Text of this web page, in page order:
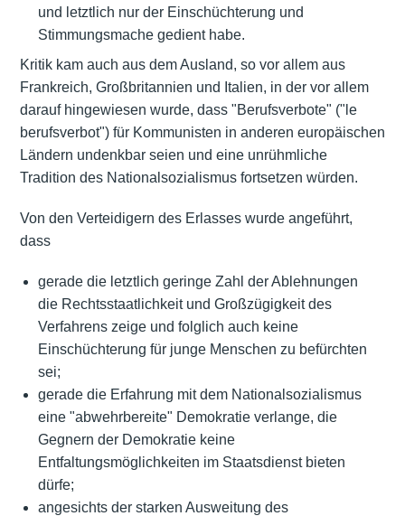
und letztlich nur der Einschüchterung und
Stimmungsmache gedient habe.
Kritik kam auch aus dem Ausland, so vor allem aus
Frankreich, Großbritannien und Italien, in der vor allem
darauf hingewiesen wurde, dass "Berufsverbote" ("le
berufsverbot") für Kommunisten in anderen europäischen
Ländern undenkbar seien und eine unrühmliche
Tradition des Nationalsozialismus fortsetzen würden.
Von den Verteidigern des Erlasses wurde angeführt,
dass
gerade die letztlich geringe Zahl der Ablehnungen
die Rechtsstaatlichkeit und Großzügigkeit des
Verfahrens zeige und folglich auch keine
Einschüchterung für junge Menschen zu befürchten
sei;
gerade die Erfahrung mit dem Nationalsozialismus
eine "abwehrbereite" Demokratie verlange, die
Gegnern der Demokratie keine
Entfaltungsmöglichkeiten im Staatsdienst bieten
dürfe;
angesichts der starken Ausweitung des